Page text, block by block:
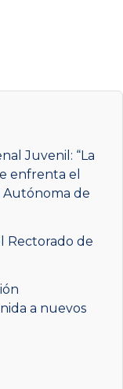
Juvenil: “La
enfrenta el
Autónoma de
Rectorado de
a nuevos